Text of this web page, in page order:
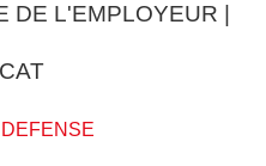
DE L'EMPLOYEUR |
DEFENSE